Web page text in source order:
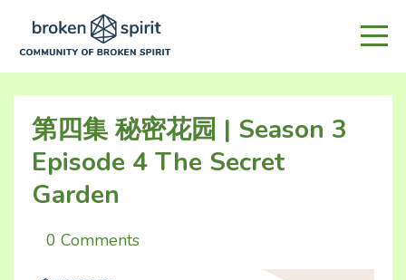
第四集 秘密花园 | Season 3
Episode 4 The Secret
Garden
0 Comments